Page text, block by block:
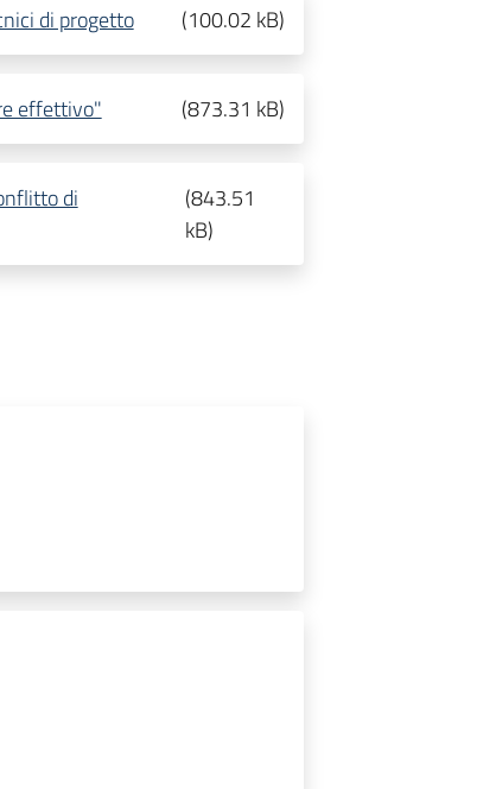
di progetto (100.02 kB)
effettivo" (873.31 kB)
di
(843.51
kB)